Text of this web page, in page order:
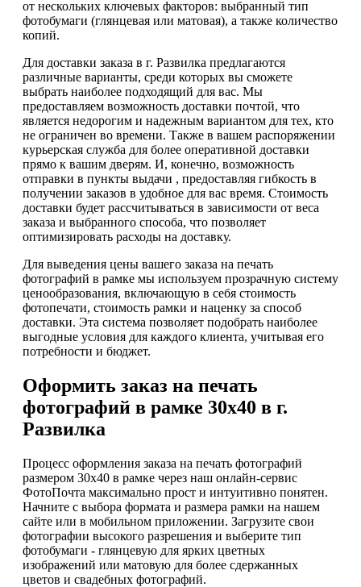
от нескольких ключевых факторов: выбранный тип
фотобумаги (глянцевая или матовая), а также количество
копий.
Для доставки заказа в г. Развилка предлагаются
различные варианты, среди которых вы сможете
выбрать наиболее подходящий для вас. Мы
предоставляем возможность доставки почтой, что
является недорогим и надежным вариантом для тех, кто
не ограничен во времени. Также в вашем распоряжении
курьерская служба для более оперативной доставки
прямо к вашим дверям. И, конечно, возможность
отправки в пункты выдачи , предоставляя гибкость в
получении заказов в удобное для вас время. Стоимость
доставки будет рассчитываться в зависимости от веса
заказа и выбранного способа, что позволяет
оптимизировать расходы на доставку.
Для выведения цены вашего заказа на печать
фотографий в рамке мы используем прозрачную систему
ценообразования, включающую в себя стоимость
фотопечати, стоимость рамки и наценку за способ
доставки. Эта система позволяет подобрать наиболее
выгодные условия для каждого клиента, учитывая его
потребности и бюджет.
Оформить заказ на печать
фотографий в рамке 30х40 в г.
Развилка
Процесс оформления заказа на печать фотографий
размером 30х40 в рамке через наш онлайн-сервис
ФотоПочта максимально прост и интуитивно понятен.
Начните с выбора формата и размера рамки на нашем
сайте или в мобильном приложении. Загрузите свои
фотографии высокого разрешения и выберите тип
фотобумаги - глянцевую для ярких цветных
изображений или матовую для более сдержанных
цветов и свадебных фотографий.